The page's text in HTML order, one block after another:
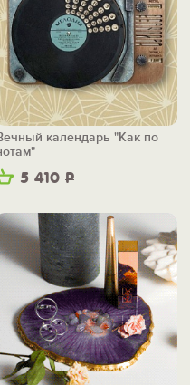
5 410 Р
календарь "Как по